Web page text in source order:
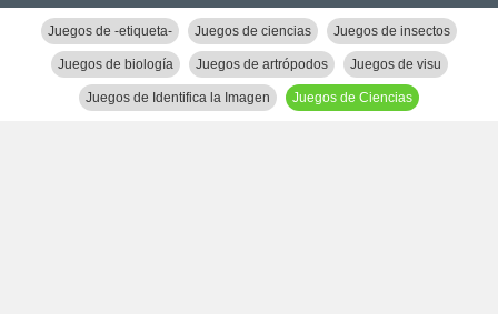
Juegos de -etiqueta- Juegos de ciencias Juegos de insectos
Juegos de biología Juegos de artrópodos Juegos de visu
Juegos de Identifica la Imagen Juegos de Ciencias